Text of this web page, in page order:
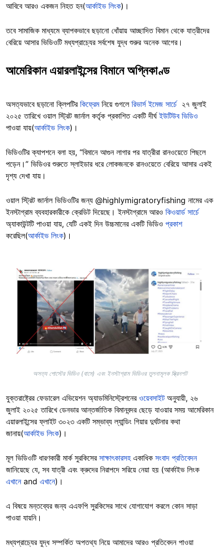
আবিবে আরও একজন নিহত হন(আর্কাইভ লিংক)।
তবে সামাজিক মাধ্যমে ব্যাপকভাবে ছড়ানো ধোঁয়ায় আচ্ছাদিত বিমান থেকে যাত্রীদের
বেরিয়ে আসার ভিডিওটি মধ্যপ্রাচ্যের সর্বশেষ যুদ্ধ শুরুর অনেক আগের।
আমেরিকান এয়ারলাইন্সের বিমানে অগ্নিকাণ্ড
অসত্যভাবে ছড়ানো ক্লিপটির কিফ্রেমনিয়ে গুগলে রিভার্স ইমেজ সার্চে২৭ জুলাই
২০২৫ তারিখে ওয়াল স্ট্রিট জার্নাল কর্তৃক প্রকাশিত একটি দীর্ঘইউটিউব ভিডিও
পাওয়া যায়(আর্কাইভ লিংক)।
ভিডিওটির ক্যাপশনে বলা হয়, “বিমানে আগুন লাগার পর যাত্রীরা রানওয়েতে পিছলে
পড়েন।” ভিডিওর শুরুতে স্লাইডার ধরে লোকজনকে রানওয়েতে বেরিয়ে আসার একই
দৃশ্য দেখা যায়।
ওয়াল স্ট্রিট জার্নাল ভিডিওটির জন্য @highlymigratoryfishing নামের এক
ইনস্টাগ্রাম ব্যবহারকারীকে ক্রেডিট দিয়েছে। ইনস্টাগ্রামে আরও কিওয়ার্ড সার্চে
অ্যাকাউন্টটি পাওয়া যায়, যেটি একই দিন উচ্চমানের একটি ভিডিও প্রকাশ
করেছিল(আর্কাইভ লিংক)।
Image
অসত্য পোস্টের ভিডিও (বামে) এবং ইনস্টাগ্রাম ভিডিওর তুলনামূলক স্ক্রিনশট
যুক্তরাষ্ট্রের ফেডারেল এভিয়েশন অ্যাডমিনিস্ট্রেশনের ওয়েবসাইটঅনুযায়ী, ২৬
জুলাই ২০২৫ তারিখে ডেনভার আন্তর্জাতিক বিমানবন্দর ছেড়ে যাওয়ার সময় আমেরিকান
এয়ারলাইন্সের ফ্লাইট ৩০২৩ একটি সম্ভাব্য ল্যান্ডিং গিয়ার দুর্ঘটনার কথা
জানায়(আর্কাইভ লিংক)।
মূল ভিডিওটি ধারণকারী মার্ক সুরকিসের সাক্ষাৎকারসহএকাধিক সংবাদ প্রতিবেদন
জানিয়েছে যে, সব যাত্রী এবং ক্রুদের নিরাপদে সরিয়ে নেয়া হয় (আর্কাইভ লিংক
এখানেand এখানে)।
এ বিষয়ে মন্তব্যের জন্য এএফপি সুরকিসের সাথে যোগাযোগ করলে কোন সাড়া
পাওয়া যায়নি।
মধ্যপ্রাচ্যের যুদ্ধ সম্পর্কিত অপতথ্য নিয়ে আমাদের আরও প্রতিবেদন পাওয়া